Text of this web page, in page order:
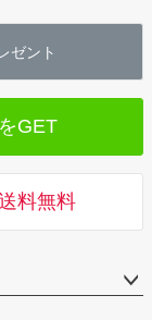
へ
ゼント
GET
料無料